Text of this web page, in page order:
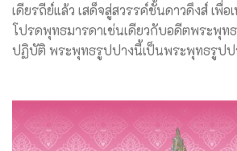
เดียรถีย์แล้ว เสด็จสู่สวรรค์ชั้นดาวดึงส์ เพื่
โปรดพุทธมารดาเช่นเดียวกับอดีตพระพุท
ปฏิบัติ พระพุทธรูปปางนี้เป็นพระพุทธรูป